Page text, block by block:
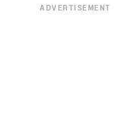
ADVERTISEMENT